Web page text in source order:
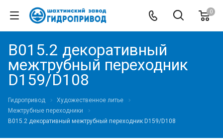
0
В015.2 декоративный
межтрубный переходник
D159/D108
Гидропривод
Художественное литье
Межтрубные переходники
В015.2 декоративный межтрубный переходник D159/D108